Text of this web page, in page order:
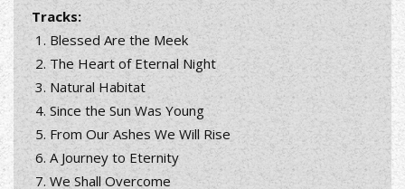
Tracks:
Blessed Are the Meek
The Heart of Eternal Night
Natural Habitat
Since the Sun Was Young
From Our Ashes We Will Rise
A Journey to Eternity
We Shall Overcome